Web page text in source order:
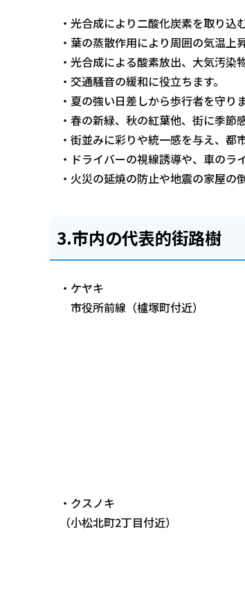
・光合成により二酸化炭素を取り込
・葉の蒸散作用により周囲の気温上
・光合成による酸素放出、大気汚染
・交通騒音の緩和に役立ちます。
・夏の強い日差しから歩行者を守りま
・春の新緑、秋の紅葉他、街に季節
・街並みに彩りや統一感を与え、都
・ドライバーの視線誘導や、車のラ
・火災の延焼の防止や地震の家屋の
3.市内の代表的街路樹
・ケヤキ
市役所前線（櫨塚町付近）
・クスノキ
（小松北町2丁目付近）